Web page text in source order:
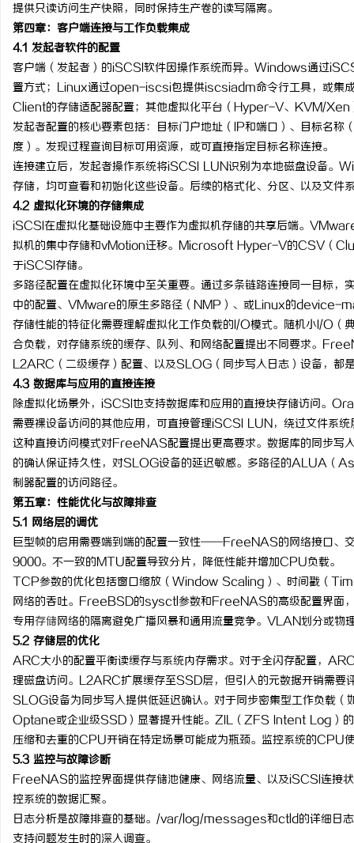
提供只读访问生产快照，同时保持生产卷的读写隔离。
第四章：客户端连接与工作负载集成
4.1 发起者软件的配置
客户端（发起者）的iSCSI软件因操作系统而异。Windows通过
置方式；Linux通过open-iscsi包提供iscsiadm命令行工具，或集
Client的存储适配器配置；其他虚拟化平台（Hyper-V、KVM/Xen
发起者配置的核心要素包括：目标门户地址（IP和端口）、目标名
度）。发现过程查询目标可用资源，或可直接指定目标名称连接。
连接建立后，发起者操作系统将iSCSI LUN识别为本地磁盘设备
存储，均可查看和初始化这些设备。后续的格式化、分区、以及文件
4.2 虚拟化环境的存储集成
iSCSI在虚拟化基础设施中主要作为虚拟机存储的共享后端。
拟机的集中存储和vMotion迁移。Microsoft Hyper-V的CSV（
于iSCSI存储。
多路径配置在虚拟化环境中至关重要。通过多条链路连接同一目
中的配置、VMware的原生多路径（NMP）、或Linux的device-
存储性能的特征化需要理解虚拟化工作负载的I/O模式。随机小I/O（
合负载，对存储系统的缓存、队列、和网络配置提出不同要求
L2ARC（二级缓存）配置、以及SLOG（同步写入日志）设备，都
4.3 数据库与应用的直接连接
除虚拟化场景外，iSCSI也支持数据库和应用的直接块存储访
需要裸设备访问的其他应用，可直接管理iSCSI LUN，绕过文件系
这种直接访问模式对FreeNAS配置提出更高要求。数据库的同步
的确认保证持久性，对SLOG设备的延迟敏感。多路径的ALUA
制器配置的访问路径。
第五章：性能优化与故障排查
5.1 网络层的调优
巨型帧的启用需要端到端的配置一致性——FreeNAS的网络接口、
9000。不一致的MTU配置导致分片，降低性能并增加CPU负载。
TCP参数的优化包括窗口缩放（Window Scaling）、时间戳（
网络的吞吐。FreeBSD的sysctl参数和FreeNAS的高级配置界面
专用存储网络的隔离避免广播风暴和通用流量竞争。VLAN划分或
5.2 存储层的优化
ARC大小的配置平衡读缓存与系统内存需求。对于全闪存配置，
理磁盘访问。L2ARC扩展缓存至SSD层，但引入的元数据开销需要
SLOG设备为同步写入提供低延迟确认。对于同步密集型工作负载
Optane或企业级SSD）显著提升性能。ZIL（ZFS Intent Log）
压缩和去重的CPU开销在特定场景可能成为瓶颈。监控系统的CPU
5.3 监控与故障诊断
FreeNAS的监控界面提供存储池健康、网络流量、以及iSCSI连接
控系统的数据汇聚。
日志分析是故障排查的基础。/var/log/messages和ctld的详细日
支持问题发生时的深入调查。